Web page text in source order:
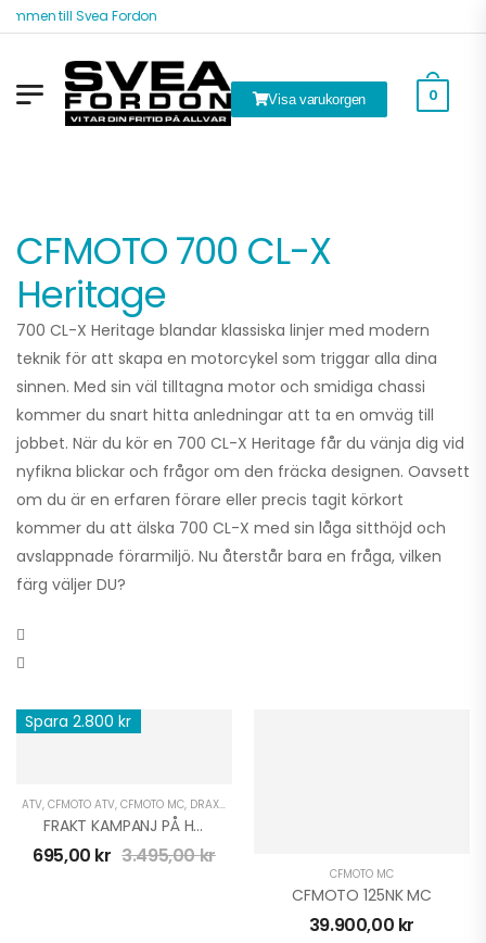
till Svea Fordon
Visa varukorgen 0
CFMOTO 700 CL-X
Heritage
700 CL-X Heritage blandar klassiska linjer med modern
teknik för att skapa en motorcykel som triggar alla dina
sinnen. Med sin väl tilltagna motor och smidiga chassi
kommer du snart hitta anledningar att ta en omväg till
jobbet. När du kör en 700 CL-X Heritage får du vänja dig vid
nyfikna blickar och frågor om den fräcka designen. Oavsett
om du är en erfaren förare eller precis tagit körkort
kommer du att älska 700 CL-X med sin låga sitthöjd och
avslappnade förarmiljö. Nu återstår bara en fråga, vilken
färg väljer DU?
Spara 2.800 kr
ATV, CFMOTO ATV, CFMOTO MC, DRAX MOPEDER
FRAKT KAMPANJ PÅ HEMTRANSPORT
695,00 kr 3.495,00kr
CFMOTO MC
CFMOTO 125NK MC
39.900,00 kr